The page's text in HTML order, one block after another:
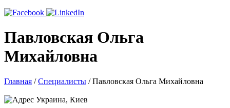
Павловская Ольга
Михайловна
Главная /Специалисты /Павловская Ольга Михайловна
Украина, Киев